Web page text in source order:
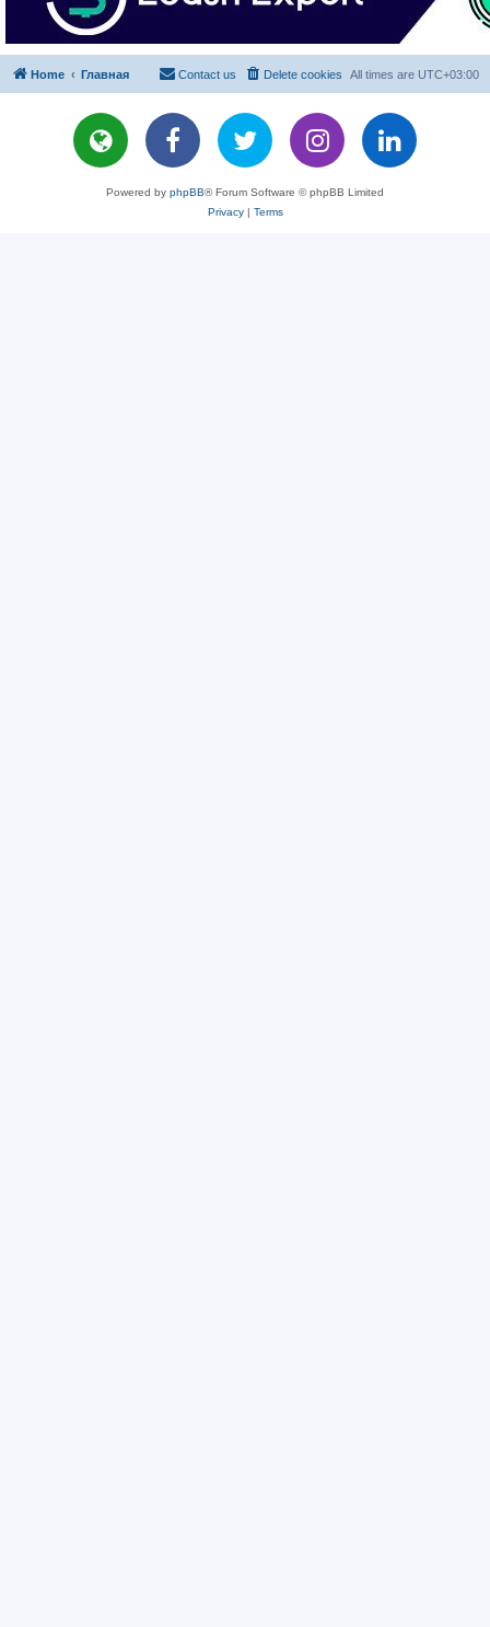
Home Главная All times are UTC+03:00
Delete cookies
Contact us
Powered by phpBB® Forum Software © phpBB Limited
Privacy| Terms